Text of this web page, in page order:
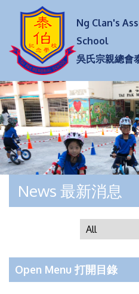
Ng Clan's
School
吳氏宗親總會
News 最新消息
Open Menu 打開目錄